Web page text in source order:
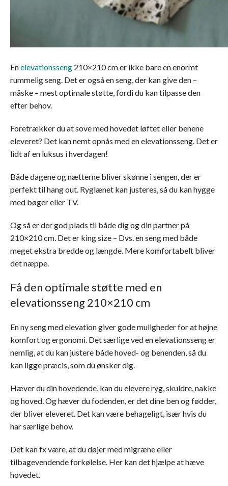
Enelevationsseng 210×210 cm er ikke bare en enormt
rummelig seng. Det er også en seng, der kan give den –
måske – mest optimale støtte, fordi du kan tilpasse den
efter behov.
Foretrækker du at sove med hovedet løftet eller benene
eleveret? Det kan nemt opnås med en elevationsseng. Det er
lidt af en luksus i hverdagen!
Både dagene og nætterne bliver skønne i sengen, der er
perfekt til hang out. Ryglænet kan justeres, så du kan hygge
med bøger eller TV.
Og så er der god plads til både dig og din partner på
210×210 cm. Det er king size – Dvs. en seng med både
meget ekstra bredde og længde. Mere komfortabelt bliver
det næppe.
Få den optimale støtte med en
elevationsseng 210×210 cm
En ny seng med elevation giver gode muligheder for at højne
komfort og ergonomi. Det særlige ved en elevationsseng er
nemlig, at du kan justere både hoved- og benenden, så du
kan ligge præcis, som du ønsker dig.
Hæver du din hovedende, kan du elevere ryg, skuldre, nakke
og hoved. Og hæver du fodenden, er det dine ben og fødder,
der bliver eleveret. Det kan være behageligt, især hvis du
har særlige behov.
Det kan fx være, at du døjer med migræne eller
tilbagevendende forkølelse. Her kan det hjælpe at hæve
hovedet.